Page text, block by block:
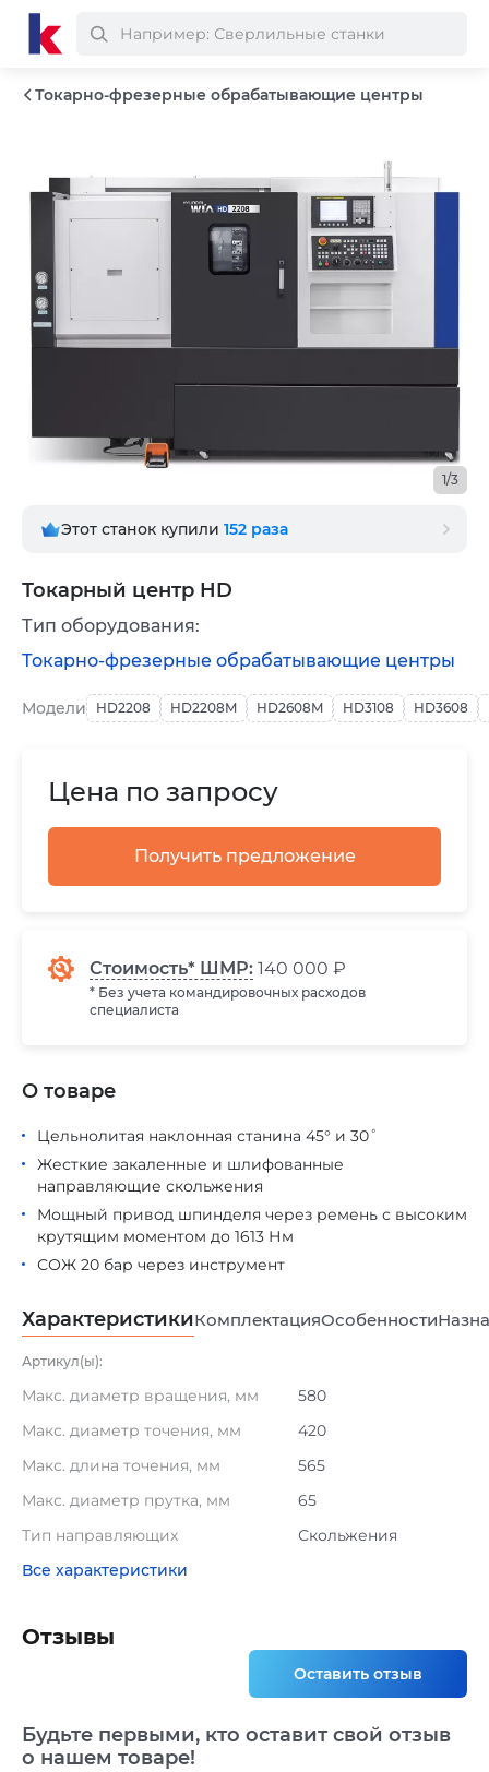
Токарно-фрезерные обрабатывающие центры
Токарный центр HD
1/3
Этот станок купили 152 раза
Цена по запросу
Получить предложение
Стоимость* ШМР: 140 000 ₽
* Без учета командировочных расходов
специалиста
Модели HD2208 HD2208M HD2608M HD3108 HD3608
Тип оборудования:
Токарно-фрезерные обрабатывающие центры
Цельнолитая наклонная станина 45° и 30˚
Жесткие закаленные и шлифованные
направляющие скольжения
Мощный привод шпинделя через ремень с высоким
крутящим моментом до 1613 Нм
СОЖ 20 бар через инструмент
О товаре
ХарактеристикиКомплектацияОсобенности
Артикул(ы):
Макс. диаметр вращения, мм
580
Макс. диаметр точения, мм
420
Макс. длина точения, мм
565
Макс. диаметр прутка, мм
65
Тип направляющих
Скольжения
Все характеристики
Отзывы
Оставить отзыв
Будьте первыми, кто оставит свой отзыв
о нашем товаре!